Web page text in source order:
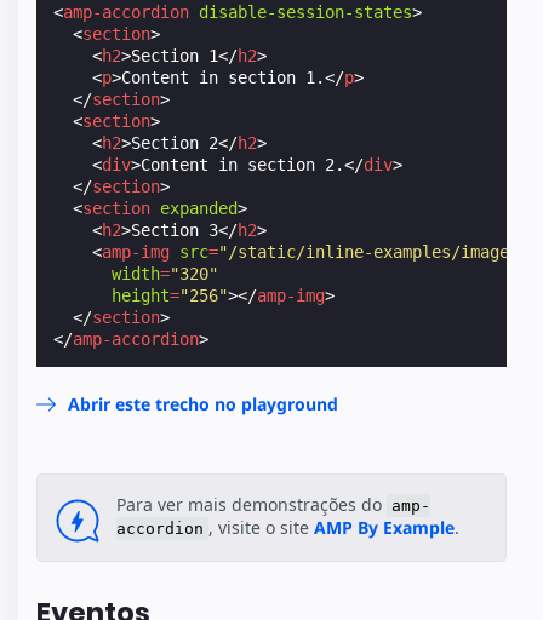
<amp-accordion disable-session-states>
<section>
<h2>Section 1</h2>
<p>Content in section 1.</p>
</section>
<section>
<h2>Section 2</h2>
<div>Content in section 2.</div>
</section>
<section expanded>
<h2>Section 3</h2>
<amp-img src="/static/inline-examples/images/
width="320"
height="256"></amp-img>
</section>
</amp-accordion>
Abrir este trecho no playground
Para ver mais demonstrações do amp-
accordion , visite o site AMP By Example.
Eventos